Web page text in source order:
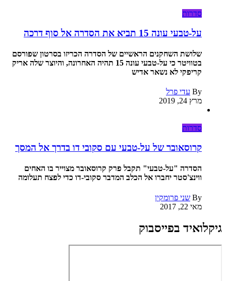
סדרות
על-טבעי עונה 15 תביא את הסדרה אל סוף דרכה
שלושת השחקנים הראשיים של הסדרה הכריזו בסרטון שפורסם
בטוויטר כי על-טבעי עונה 15 תהיה האחרונה, והיוצר שלה אריק
קריפקי לא נשאר אדיש
By עדי פרל
מרץ 24, 2019
סדרות
קרוסאובר של על-טבעי עם סקובי דו בדרך אל המסך
הסדרה "על-טבעי" תקבל פרק קרוסאובר מצוייר בו האחים
ווינצ'סטר יחברו אל הכלב המדבר סקובי-דו כדי לפצח תעלומה
By שני פרומקין
מאי 22, 2017
גיקלואיד בפייסבוק